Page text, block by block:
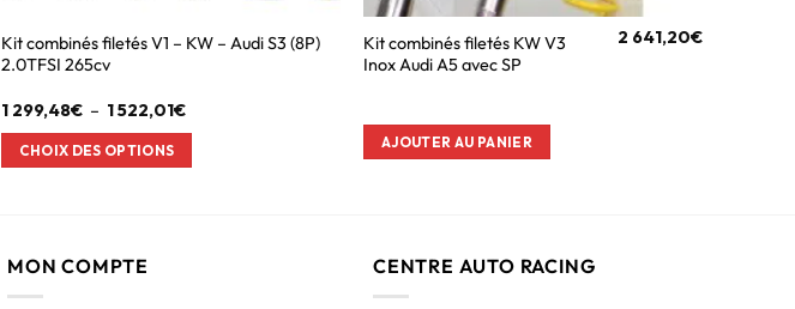
Kit combinés filetés V1 – KW – Audi S3 (8P)
2.0TFSI 265cv
1 299,48€ – 1 522,01€
CHOIX DES OPTIONS
Kit combinés filetés KW V3
Inox Audi A5 avec SP
2 641,20€
AJOUTER AU PANIER
MON COMPTE CENTRE AUTO RACING